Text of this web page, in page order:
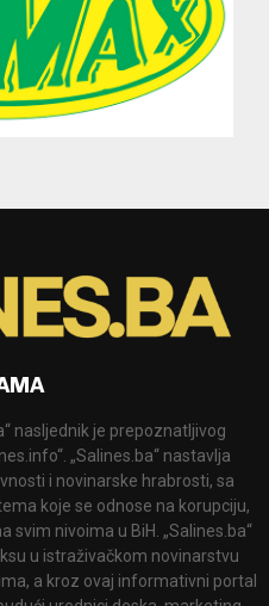
nasljednik je prepoznatljivog
„Salines.ba“ nastavlja
i novinarske hrabrosti, sa
koje se odnose na korupciju,
svim nivoima u BiH. „Salines.ba“
u istraživačkom novinarstvu
a kroz ovaj informativni portal